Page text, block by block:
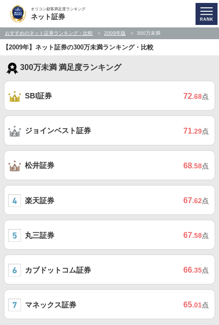
オリコン顧客満足度ランキング
ネット証券
おすすめのネット証券ランキング・比較 2009年版 300万未満
【2009年】ネット証券の300万未満ランキング・比較
300万未満 満足度ランキング
SBI証券 72.68点
ジョインベスト証券 71.29点
松井証券 68.58点
楽天証券 67.62点
丸三証券 67.58点
カブドットコム証券 66.35点
マネックス証券 65.01点